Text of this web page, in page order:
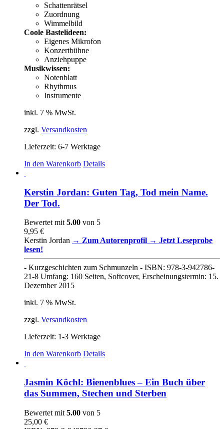
Schattenrätsel
Zuordnung
Wimmelbild
Coole Bastelideen:
Eigenes Mikrofon
Konzertbühne
Anziehpuppe
Musikwissen:
Notenblatt
Rhythmus
Instrumente
inkl. 7 % MwSt.
zzgl. Versandkosten
Lieferzeit: 6-7 Werktage
In den Warenkorb Details
Kerstin Jordan: Guten Tag, Tod mein Name.
Der Tod.
Bewertet mit 5.00 von 5
9,95 €
Kerstin Jordan → Zum Autorenprofil → Jetzt Leseprobe
lesen!
- Kurzgeschichten zum Schmunzeln - ISBN: 978-3-942786-
21-8 Umfang: 160 Seiten, Softcover, Erscheinungstermin: 15.
Dezember 2015
inkl. 7 % MwSt.
zzgl. Versandkosten
Lieferzeit: 1-3 Werktage
In den Warenkorb Details
Jasmin Köchl: Bienenblues – Ein Buch über
das Summen, Stechen und Sterben
Bewertet mit 5.00 von 5
25,00 €